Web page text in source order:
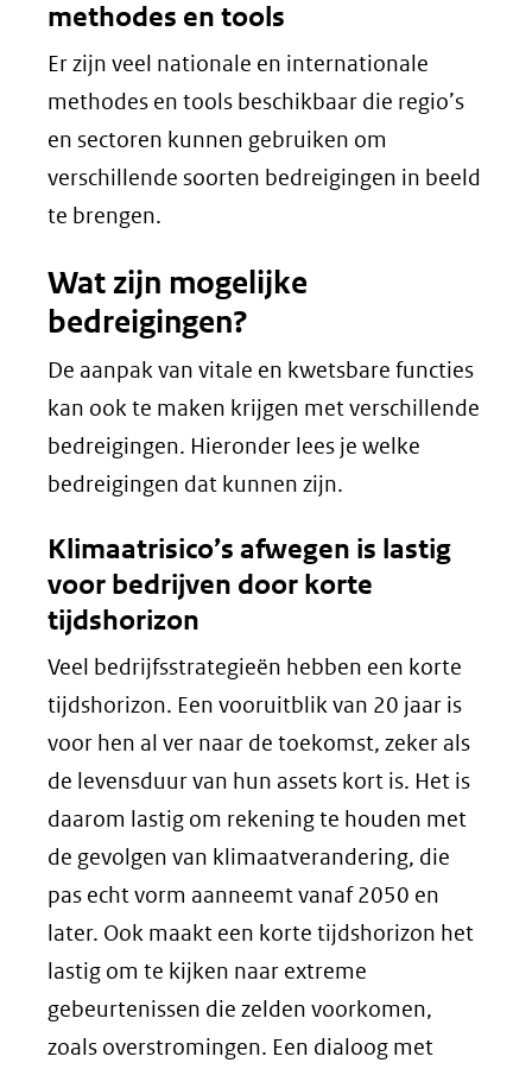
methodes en tools
Er zijn veel nationale en internationale
methodes en tools beschikbaar die regio’s
en sectoren kunnen gebruiken om
verschillende soorten bedreigingen in beeld
te brengen.
Wat zijn mogelijke
bedreigingen?
De aanpak van vitale en kwetsbare functies
kan ook te maken krijgen met verschillende
bedreigingen. Hieronder lees je welke
bedreigingen dat kunnen zijn.
Klimaatrisico’s afwegen is lastig
voor bedrijven door korte
tijdshorizon
Veel bedrijfsstrategieën hebben een korte
tijdshorizon. Een vooruitblik van 20 jaar is
voor hen al ver naar de toekomst, zeker als
de levensduur van hun assets kort is. Het is
daarom lastig om rekening te houden met
de gevolgen van klimaatverandering, die
pas echt vorm aanneemt vanaf 2050 en
later. Ook maakt een korte tijdshorizon het
lastig om te kijken naar extreme
gebeurtenissen die zelden voorkomen,
zoals overstromingen. Een dialoog met